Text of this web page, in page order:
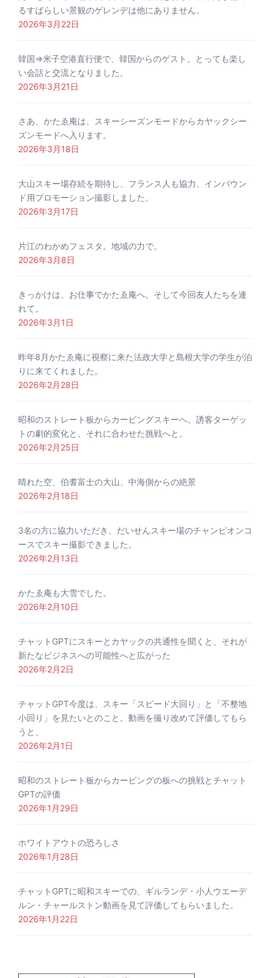
るすばらしい景観のゲレンデは他にありません。
2026年3月22日
韓国⇒米子空港直行便で、韓国からのゲスト。とっても楽し
い会話と交流となりました。
2026年3月21日
さあ、かたゑ庵は、スキーシーズンモードからカヤックシー
ズンモードへ入ります。
2026年3月18日
大山スキー場存続を期待し、フランス人も協力、インバウン
ド用プロモーション撮影しました。
2026年3月17日
片江のわかめフェスタ。地域の力で。
2026年3月8日
きっかけは、お仕事でかたゑ庵へ。そして今回友人たちを連
れて。
2026年3月1日
昨年8月かたゑ庵に視察に来た法政大学と島根大学の学生が泊
りに来てくれました。
2026年2月28日
昭和のストレート板からカービングスキーへ。誘客ターゲッ
トの劇的変化と、それに合わせた挑戦へと。
2026年2月25日
晴れた空、伯耆富士の大山、中海側からの絶景
2026年2月18日
3名の方に協力いただき、だいせんスキー場のチャンピオンコ
ースでスキー撮影できました。
2026年2月13日
かたゑ庵も大雪でした。
2026年2月10日
チャットGPTにスキーとカヤックの共通性を聞くと、それが
新たなビジネスへの可能性へと広がった
2026年2月2日
チャットGPT今度は、スキー「スピード大回り」と「不整地
小回り」を見たいとのこと。動画を撮り改めて評価してもら
うと、
2026年2月1日
昭和のストレート板からカービングの板への挑戦とチャット
GPTの評価
2026年1月29日
ホワイトアウトの恐ろしさ
2026年1月28日
チャットGPTに昭和スキーでの、ギルランデ・小人ウエーデ
ルン・チャールストン動画を見て評価してもらいました。
2026年1月22日